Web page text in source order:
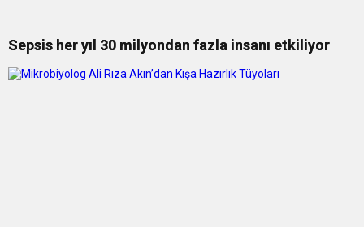
Sepsis her yıl 30 milyondan fazla insanı etkiliyor